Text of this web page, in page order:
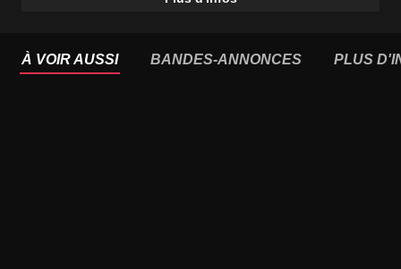
À VOIR AUSSI BANDES-ANNONCES PLUS